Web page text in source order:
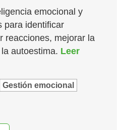
emocional y
para identificar
reacciones, mejorar la
autoestima. Leer
Gestión emocional